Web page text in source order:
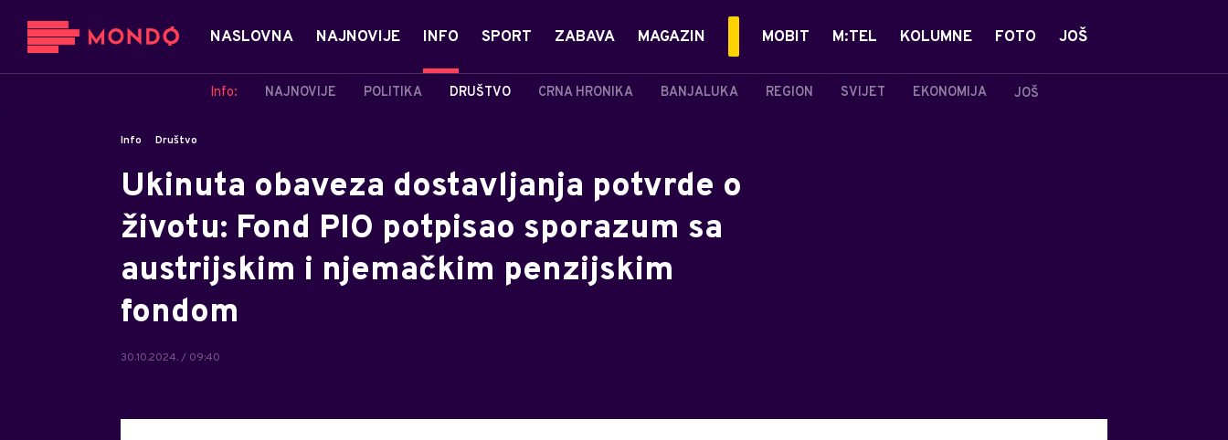
NASLOVNA NAJNOVIJE INFO
Info: NAJNOVIJE POLITIKA DRUŠTVO CRNA HRONIKA BANJALUKA REGION SVIJET EKONOMIJA JOŠ
SPORT ZABAVA MAGAZIN MOBIT M:TEL KOLUMNE FOTO JOŠ
Info Društvo
Ukinuta obaveza dostavljanja potvrde o
životu: Fond PIO potpisao sporazum sa
austrijskim i njemačkim penzijskim
fondom
30.10.2024. / 09:40